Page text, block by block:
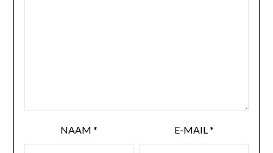
NAAM* E-MAIL *